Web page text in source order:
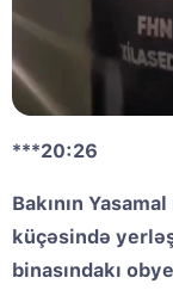
***20:26
Bakının
küçəsində
binasındakı